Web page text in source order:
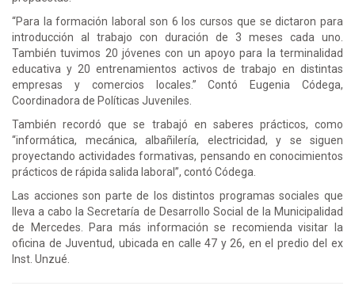
“Para la formación laboral son 6 los cursos que se dictaron para
introducción al trabajo con duración de 3 meses cada uno.
También tuvimos 20 jóvenes con un apoyo para la terminalidad
educativa y 20 entrenamientos activos de trabajo en distintas
empresas y comercios locales.” Contó Eugenia Códega,
Coordinadora de Políticas Juveniles.
También recordó que se trabajó en saberes prácticos, como
“informática, mecánica, albañilería, electricidad, y se siguen
proyectando actividades formativas, pensando en conocimientos
prácticos de rápida salida laboral”, contó Códega.
Las acciones son parte de los distintos programas sociales que
lleva a cabo la Secretaría de Desarrollo Social de la Municipalidad
de Mercedes. Para más información se recomienda visitar la
oficina de Juventud, ubicada en calle 47 y 26, en el predio del ex
Inst. Unzué.